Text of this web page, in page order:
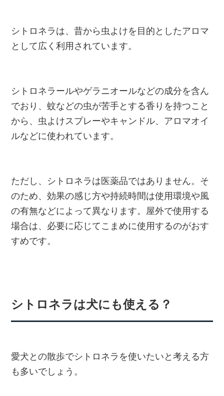
シトロネラは、昔から虫よけを目的としたアロマ
として広く利用されています。
シトロネラールやゲラニオールなどの成分を含ん
でおり、蚊などの虫が苦手とする香りを持つこと
から、虫よけスプレーやキャンドル、アロマオイ
ルなどに使われています。
ただし、シトロネラは医薬品ではありません。そ
のため、効果の感じ方や持続時間は使用環境や風
の有無などによって異なります。屋外で使用する
場合は、必要に応じてこまめに使用するのがおす
すめです。
シトロネラは犬にも使える？
愛犬との散歩でシトロネラを使いたいと考える方
も多いでしょう。